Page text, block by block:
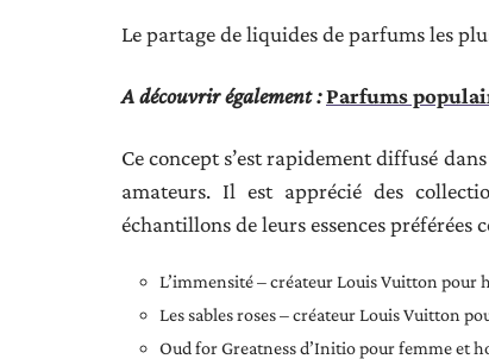
Le partage de liquides de parfums les
A découvrir également :Parfums
Ce concept s’est rapidement diffusé
amateurs. Il est apprécié des
échantillons de leurs essences préférées
L’immensité – créateur Louis Vuitton pour
Les sables roses – créateur Louis Vuitton
Oud for Greatness d’Initio pour femme et